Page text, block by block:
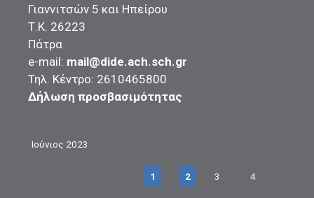
Γιαννιτσών 5 και Ηπείρου
Τ.Κ. 26223
Πάτρα
e-mail: mail@dide.ach.sch.gr
Τηλ. Κέντρο: 2610465800
Δήλωση προσβασιμότητας
Ιούνιος 2023
1 2 3 4